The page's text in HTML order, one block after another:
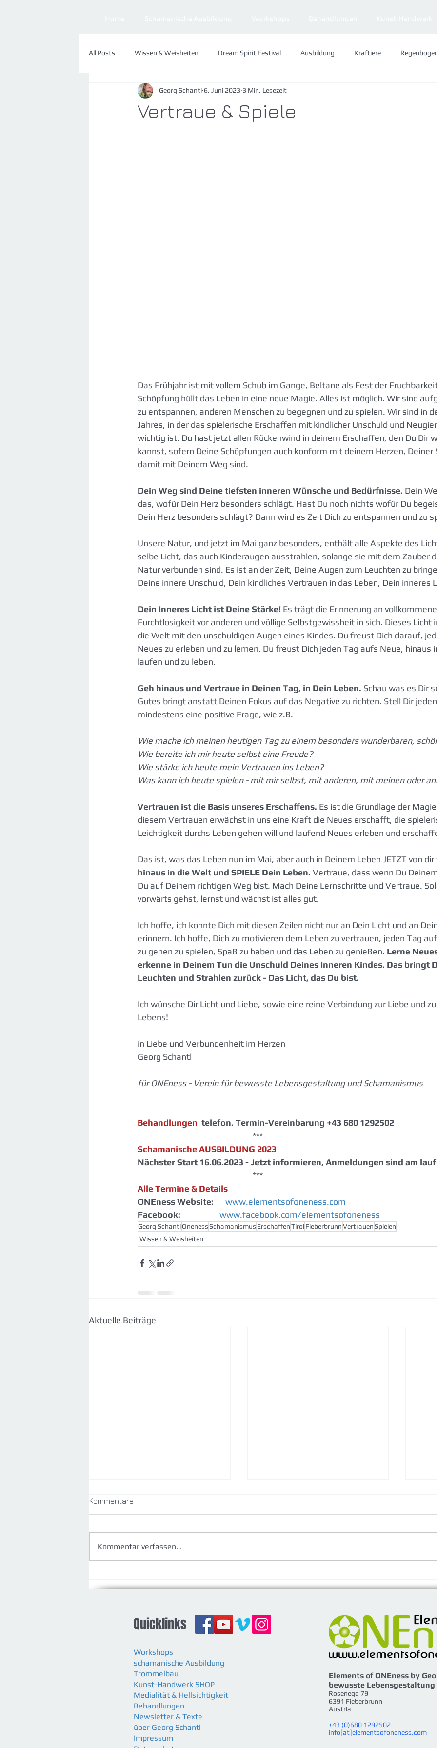
All Posts Wissen & Weisheiten Dream Spirit Festival Ausbildung Kraftiere
Praxis & Tipps Manifestation Visionen Jahreskreis
Vertraue & Spiele
Georg Schantl 6. Juni 2023 3 Min. Lesezeit
Das Frühjahr ist mit vollem Schub im Gange, Beltane als Fest der
Schöpfung hüllt das Leben in eine neue Magie. Alles ist möglich. Wir sind
zu entspannen, anderen Menschen zu begegnen und zu spielen. Wir sind in
Jahres, in der das spielerische Erschaffen mit kindlicher Unschuld und
wichtig ist. Du hast jetzt allen Rückenwind in deinem Erschaffen, den Du Dir
kannst, sofern Deine Schöpfungen auch konform mit deinem Herzen, Deiner
damit mit Deinem Weg sind.
Dein Weg sind Deine tiefsten inneren Wünsche und Bedürfnisse. Dein
das, wofür Dein Herz besonders schlägt. Hast Du noch nichts wofür Du
Dein Herz besonders schlägt? Dann wird es Zeit Dich zu entspannen und zu
Unsere Natur, und jetzt im Mai ganz besonders, enthält alle Aspekte des
selbe Licht, das auch Kinderaugen ausstrahlen, solange sie mit dem Zauber
Natur verbunden sind. Es ist an der Zeit, Deine Augen zum Leuchten zu
Deine innere Unschuld, Dein kindliches Vertrauen in das Leben, Dein inneres
Dein Inneres Licht ist Deine Stärke! Es trägt die Erinnerung an
Furchtlosigkeit vor anderen und völlige Selbstgewissheit in sich. Dieses Licht
die Welt mit den unschuldigen Augen eines Kindes. Du freust Dich darauf,
Neues zu erleben und zu lernen. Du freust Dich jeden Tag aufs Neue, hinaus
laufen und zu leben.
Geh hinaus und Vertraue in Deinen Tag, in Dein Leben. Schau was es Dir
Gutes bringt anstatt Deinen Fokus auf das Negative zu richten. Stell Dir
mindestens eine positive Frage, wie z.B.
Wie mache ich meinen heutigen Tag zu einem besonders wunderbaren,
Wie bereite ich mir heute selbst eine Freude?
Wie stärke ich heute mein Vertrauen ins Leben?
Was kann ich heute spielen - mit mir selbst, mit anderen, mit meinen oder
Vertrauen ist die Basis unseres Erschaffens. Es ist die Grundlage der
diesem Vertrauen erwächst in uns eine Kraft die Neues erschafft, die
Leichtigkeit durchs Leben gehen will und laufend Neues erleben und
Das ist, was das Leben nun im Mai, aber auch in Deinem Leben JETZT von
hinaus in die Welt und SPIELE Dein Leben. Vertraue, dass wenn Du
Du auf Deinem richtigen Weg bist. Mach Deine Lernschritte und Vertraue.
vorwärts gehst, lernst und wächst ist alles gut.
Ich hoffe, ich konnte Dich mit diesen Zeilen nicht nur an Dein Licht und an
erinnern. Ich hoffe, Dich zu motivieren dem Leben zu vertrauen, jeden Tag
zu gehen zu spielen, Spaß zu haben und das Leben zu genießen. Lerne
erkenne in Deinem Tun die Unschuld Deines Inneren Kindes. Das bringt
Leuchten und Strahlen zurück - Das Licht, das Du bist.
Ich wünsche Dir Licht und Liebe, sowie eine reine Verbindung zur Liebe und
Lebens!
in Liebe und Verbundenheit im Herzen
Georg Schantl
für ONEness - Verein für bewusste Lebensgestaltung und Schamanismus
Behandlungen
  telefon. Termin-Vereinbarung +43 680 1292502
                                                           ***
Schamanische AUSBILDUNG 2023
Nächster Start 16.06.2023 - Jetzt informieren, Anmeldungen sind am
                                                           ***
Alle Termine & Details
ONEness Website:
www.elementsofoneness.com
Facebook:
www.facebook.com/elementsofoneness
Georg SchantlOnenessSchamanismus ErschaffenTirolFieberbrunnVertrauenSpielen
Wissen & Weisheiten
Aktuelle Beiträge
Möglichkeiten
- YULE - Wintersonnwend
-
Kommentare
Kommentar verfassen...
Quicklinks
Workshops
schamanische Ausbildung
Trommelbau
Kunst-Handwerk SHOP
Medialität & Hellsichtigkeit
Behandlungen
Newsletter & Texte
über Georg Schantl
Impressum
Elements of ONEness by
bewusste Lebensgestaltung
Rosenegg 79
6391 Fieberbrunn
Austria
+43 (0)680 1292502
info[at]elementsofoneness.com